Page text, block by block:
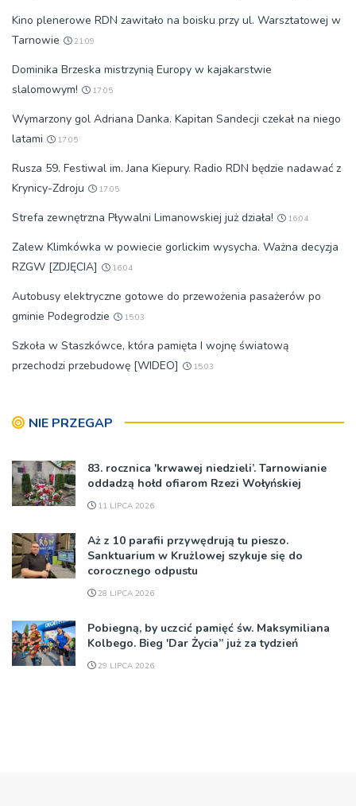
Kino plenerowe RDN zawitało na boisku przy ul. Warsztatowej w
Tarnowie
21:09
Dominika Brzeska mistrzynią Europy w kajakarstwie
slalomowym!
17:05
Wymarzony gol Adriana Danka. Kapitan Sandecji czekał na niego
latami
17:05
Rusza 59. Festiwal im. Jana Kiepury. Radio RDN będzie nadawać z
Krynicy-Zdroju
17:05
Strefa zewnętrzna Pływalni Limanowskiej już działa! 16:04
Zalew Klimkówka w powiecie gorlickim wysycha. Ważna decyzja
RZGW [ZDJĘCIA]
16:04
Autobusy elektryczne gotowe do przewożenia pasażerów po
gminie Podegrodzie
15:03
Szkoła w Staszkówce, która pamięta I wojnę światową
przechodzi przebudowę [WIDEO]
15:03
NIE PRZEGAP
83. rocznica 'krwawej niedzieli’. Tarnowianie
oddadzą hołd ofiarom Rzezi Wołyńskiej
11 LIPCA 2026
Aż z 10 parafii przywędrują tu pieszo.
Sanktuarium w Krużlowej szykuje się do
corocznego odpustu
28 LIPCA 2026
Pobiegną, by uczcić pamięć św. Maksymiliana
Kolbego. Bieg 'Dar Życia” już za tydzień
29 LIPCA 2026